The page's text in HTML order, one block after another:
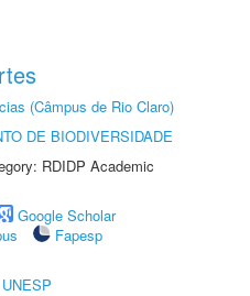
(Câmpus de Rio Claro)
DE BIODIVERSIDADE
RDIDP Academic
Google Scholar
Fapesp